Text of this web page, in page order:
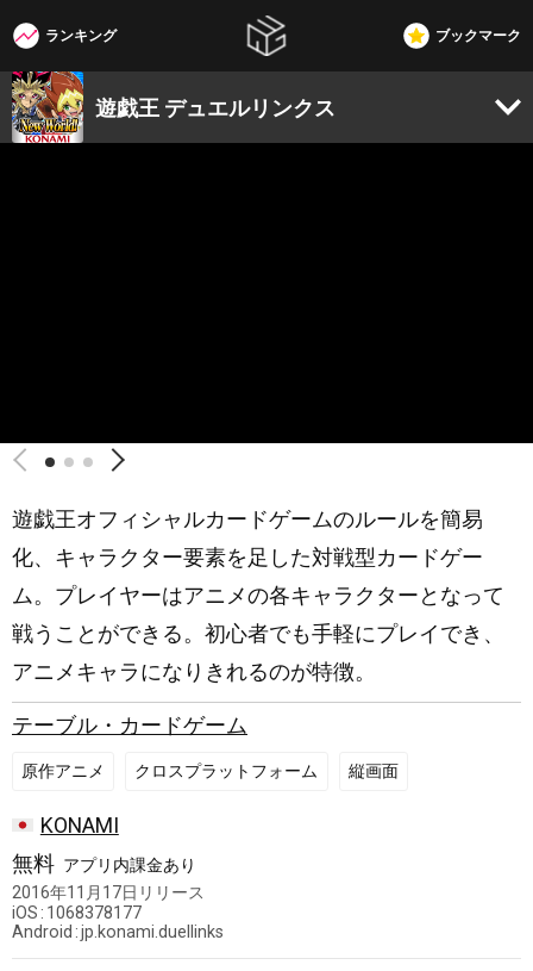
W3G
ランキング ブックマーク
遊戯王 デュエルリンクス
遊戯王オフィシャルカードゲームのルールを簡易
化、キャラクター要素を足した対戦型カードゲー
ム。プレイヤーはアニメの各キャラクターとなって
戦うことができる。初心者でも手軽にプレイでき、
アニメキャラになりきれるのが特徴。
テーブル・カードゲーム
原作アニメ クロスプラットフォーム 縦画面
日
本
KONAMI
無料 アプリ内課金あり
2016年11月17日 リリース
iOS 1068378177
Android jp.konami.duellinks